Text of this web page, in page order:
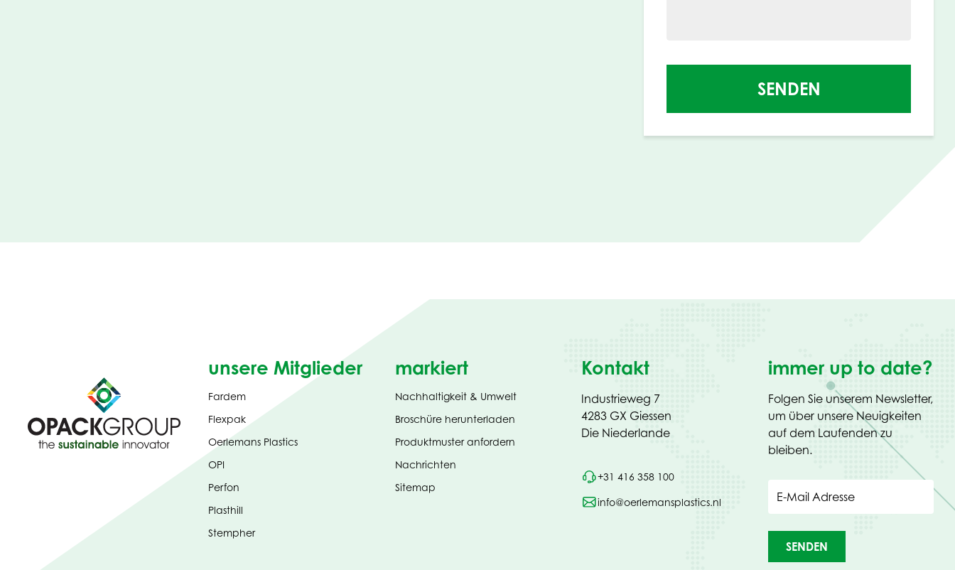
SENDEN
unsere Mitglieder
Fardem
Flexpak
Oerlemans Plastics
OPI
Perfon
Plasthill
Stempher
markiert
Nachhaltigkeit & Umwelt
Broschüre herunterladen(opens
new
Produktmuster anfordern
Nachrichten
Sitemap
Kontakt
Industrieweg 7
4283 GX Giessen
Die Niederlande
+31 416 358 100
info@oerlemansplastics.nl
immer up to date?
Folgen Sie unserem Newsletter,
um über unsere Neuigkeiten
auf dem Laufenden zu
bleiben.
E-Mail Adresse
SENDEN